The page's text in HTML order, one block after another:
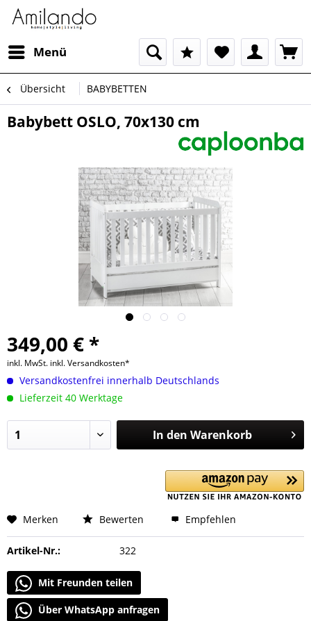
Menü
Übersicht BABYBETTEN
Babybett OSLO, 70x130 cm
349,00 € *
inkl. MwSt. inkl. Versandkosten*
Versandkostenfrei innerhalb Deutschlands
Lieferzeit 40 Werktage
In den Warenkorb
Merken Bewerten Empfehlen
Artikel-Nr.: 322
Mit Freunden teilen
Über WhatsApp anfragen